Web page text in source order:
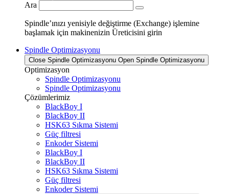
Ara
Spindle’ınızı yenisiyle değiştirme (Exchange) işlemine
başlamak için makinenizin Üreticisini girin
Spindle Optimizasyonu
Close Spindle Optimizasyonu Open Spindle Optimizasyonu
Optimizasyon
Spindle Optimizasyonu
Spindle Optimizasyonu
Çözümlerimiz
BlackBoy I
BlackBoy II
HSK63 Sıkma Sistemi
Güç filtresi
Enkoder Sistemi
BlackBoy I
BlackBoy II
HSK63 Sıkma Sistemi
Güç filtresi
Enkoder Sistemi